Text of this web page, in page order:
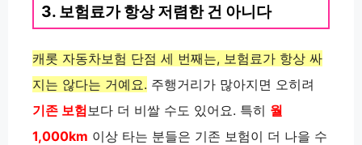
3. 보험료가 항상 저렴한 건 아니다
캐롯 자동차보험 단점 세 번째는, 보험료가 항상 싸
지는 않다는 거예요. 주행거리가 많아지면 오히려
기존 보험 보다 더 비쌀 수도 있어요. 특히 월
1,000km 이상 타는 분들은 기존 보험이 더 나을 수